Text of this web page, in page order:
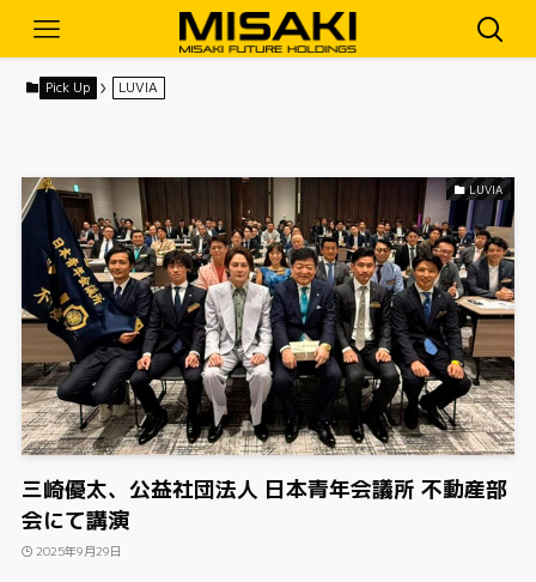
Pick Up LUVIA
LUVIA
三崎優太、公益社団法人 日本青年会議所 不動産部
会にて講演
2025年9月29日